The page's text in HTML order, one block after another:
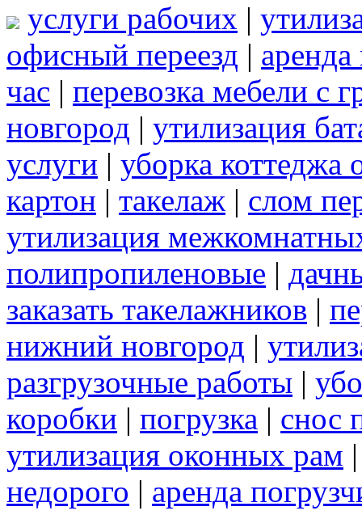
услуги рабочих |
офисный переезд | аренда
час | перевозка мебели с
новгород | утилизация
услуги | уборка коттеджа
картон | такелаж | слом
утилизация
полипропиленовые |
заказать такелажников |
нижний новгород |
разгрузочные работы |
коробки | погрузка | снос
утилизация оконных рам
недорого | аренда